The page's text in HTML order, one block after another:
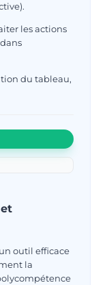
les actions
du tableau,
outil efficace
la